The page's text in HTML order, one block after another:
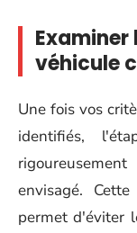
véhicule
Une fois vos
identifiés,
envisagé.
permet d'éviter